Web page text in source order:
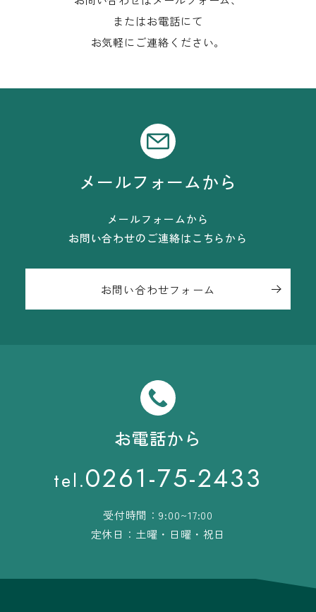
またはお電話にて
お気軽にご連絡ください。
メールフォームから
メールフォームから
お問い合わせのご連絡はこちらから
お問い合わせフォーム
お電話から
tel.0261-75-2433
受付時間：9:00~17:00
定休日：土曜・日曜・祝日